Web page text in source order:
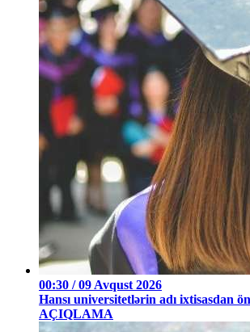
00:30 / 09 Avqust 2026
Hansı universitetlərin adı ixtisasdan
AÇIQLAMA